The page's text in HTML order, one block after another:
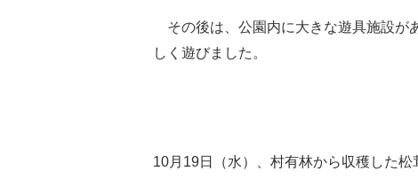
その後は、公園内に大きな遊具施設が
しく遊びました。
10月19日（水）、村有林から収穫した